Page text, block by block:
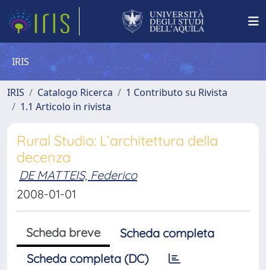
IRIS
IRIS Catalogo Ricerca
1 Contributo su Rivista
1.1 Articolo in rivista
Rural Studio: L’architettura della
decenza
DE MATTEIS, Federico
2008-01-01
Scheda breve
Scheda completa
Scheda completa (DC)